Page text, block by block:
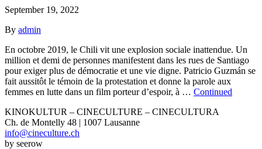
September 19, 2022
By admin
En octobre 2019, le Chili vit une explosion sociale inattendue. Un
million et demi de personnes manifestent dans les rues de Santiago
pour exiger plus de démocratie et une vie digne. Patricio Guzmán se
fait aussitôt le témoin de la protestation et donne la parole aux
femmes en lutte dans un film porteur d’espoir, à … Continued
KINOKULTUR – CINECULTURE – CINECULTURA
Ch. de Montelly 48 | 1007 Lausanne
info@cineculture.ch
by seerow